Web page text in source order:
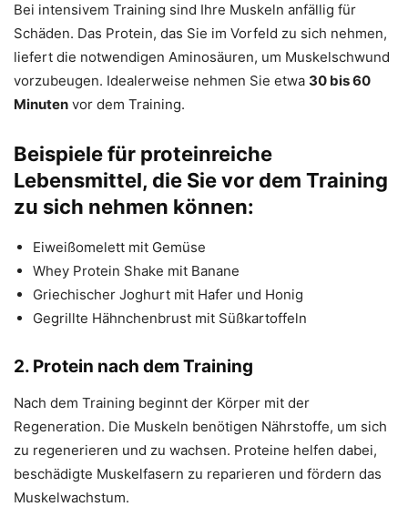
Bei intensivem Training sind Ihre Muskeln anfällig für
Schäden. Das Protein, das Sie im Vorfeld zu sich nehmen,
liefert die notwendigen Aminosäuren, um Muskelschwund
vorzubeugen. Idealerweise nehmen Sie etwa 30 bis 60
Minuten vor dem Training.
Beispiele für proteinreiche
Lebensmittel, die Sie vor dem Training
zu sich nehmen können:
Eiweißomelett mit Gemüse
Whey Protein Shake mit Banane
Griechischer Joghurt mit Hafer und Honig
Gegrillte Hähnchenbrust mit Süßkartoffeln
2. Protein nach dem Training
Nach dem Training beginnt der Körper mit der
Regeneration. Die Muskeln benötigen Nährstoffe, um sich
zu regenerieren und zu wachsen. Proteine helfen dabei,
beschädigte Muskelfasern zu reparieren und fördern das
Muskelwachstum.